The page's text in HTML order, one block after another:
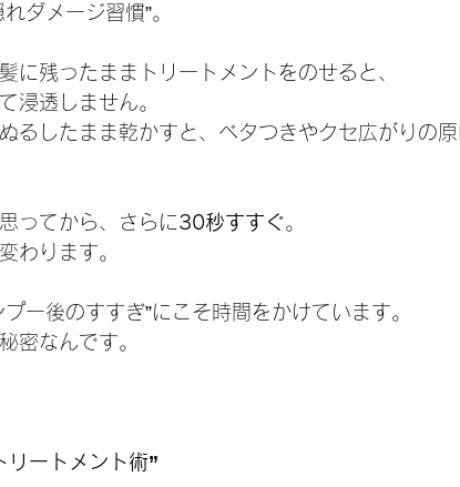
ダメージ習慣”。
に残ったままトリートメントをのせると、
浸透しません。
るしたまま乾かすと、ベタつきやクセ広がりの
ってから、さらに30秒すすぐ。
わります。
ー後のすすぎ”にこそ時間をかけています。
密なんです。
リートメント術”